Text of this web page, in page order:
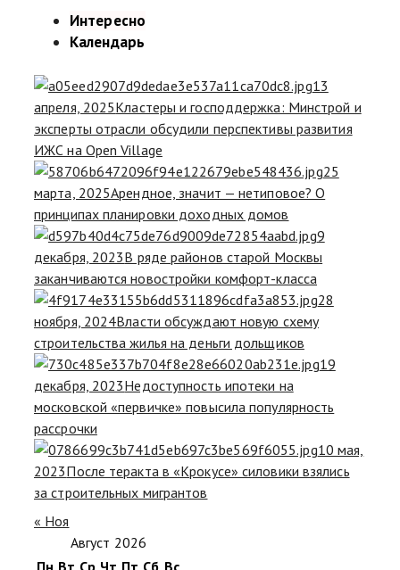
Интересно
Календарь
13
апреля, 2025Кластеры и господдержка: Минстрой и
эксперты отрасли обсудили перспективы развития
ИЖС на Open Village
25
марта, 2025Арендное, значит — нетиповое? О
принципах планировки доходных домов
9
декабря, 2023В ряде районов старой Москвы
заканчиваются новостройки комфорт-класса
28
ноября, 2024Власти обсуждают новую схему
строительства жилья на деньги дольщиков
19
декабря, 2023Недоступность ипотеки на
московской «первичке» повысила популярность
рассрочки
10 мая,
2023После теракта в «Крокусе» силовики взялись
за строительных мигрантов
« Ноя
Август 2026
Пн Вт Ср Чт Пт Сб Вс